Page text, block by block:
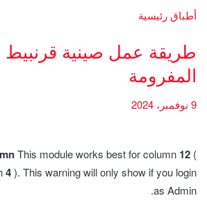
أطباق رئيسية
طريقة عمل صينية قرنبيط
المفرومة
9 نوفمبر، 2024
This module works best for column 12 (
4). This warning will only show if you login
as Admin.